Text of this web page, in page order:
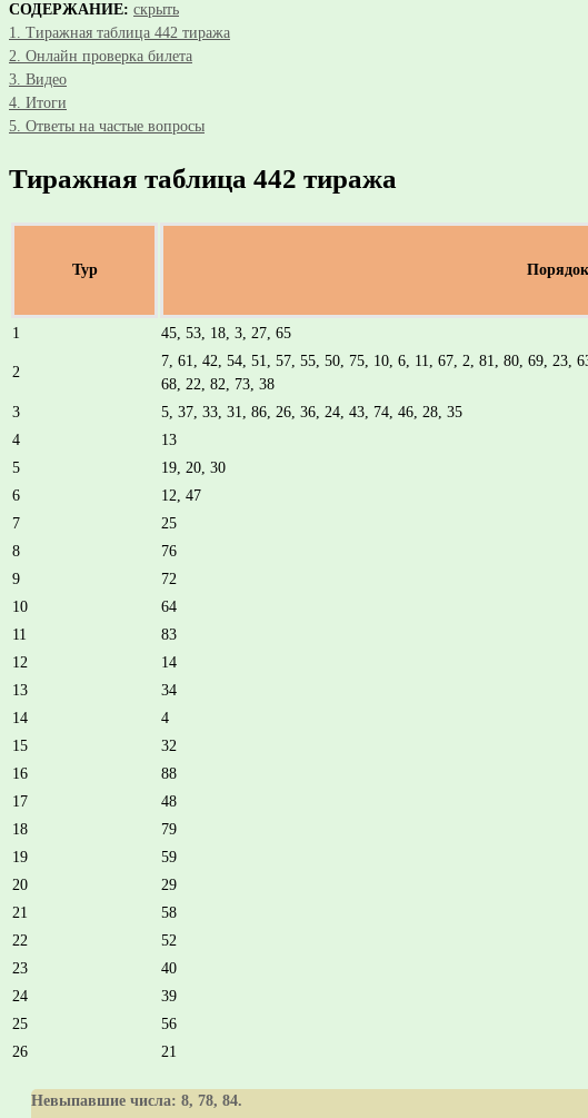
СОДЕРЖАНИЕ: скрыть
1. Тиражная таблица 442 тиража
2. Онлайн проверка билета
3. Видео
4. Итоги
5. Ответы на частые вопросы
Тиражная таблица 442 тиража
Тур
1 45, 53, 18, 3, 27, 65
2
7, 61, 42, 54, 51, 57, 55, 50, 75, 10, 6, 11, 67, 2, 81, 80, 69, 23,
68, 22, 82, 73, 38
3 5, 37, 33, 31, 86, 26, 36, 24, 43, 74, 46, 28, 35
4
13
5
19, 20, 30
6
12, 47
7
25
8
76
9
72
10
64
11
83
12
14
13
34
14
4
15
32
16
88
17
48
18
79
19
59
20
29
21
58
22
52
23
40
24
39
25
56
26
21
Невыпавшие числа: 8, 78, 84.